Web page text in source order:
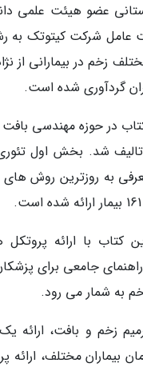
عضو هیئت علمی
عامل شرکت کیتوتک به
زخم در بیمارانی از
گردآوری شده است.
در حوزه مهندسی
شد. بخش اول
به روزترین روش های
با ارائه پروتکل
جامعی برای
به شمار می رود.
زخم و بافت، ارائه
بیماران مختلف، ارائه